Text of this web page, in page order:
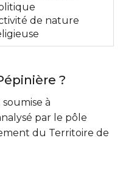
de nature
?
à
par le pôle
du Territoire de